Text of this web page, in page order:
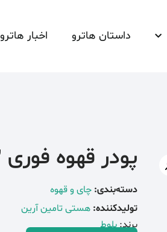
داستان هاترو اخبار هاترو
پودر قهوه فوری 3 در 1 بلوط
دسته‌بندی: چای و قهوه
تولیدکننده: هستی تامین آرین
برند:بلوط